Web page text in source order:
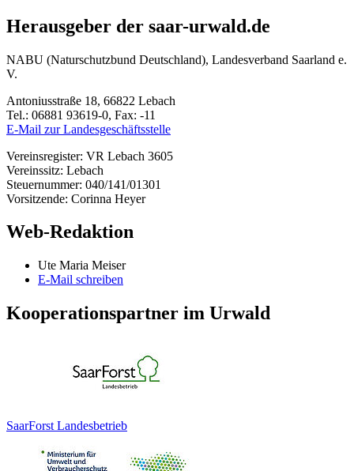
Herausgeber der saar-urwald.de
NABU (Naturschutzbund Deutschland), Landesverband Saarland e.
V.
Antoniusstraße 18, 66822 Lebach
Tel.: 06881 93619-0, Fax: -11
E-Mail zur Landesgeschäftsstelle
Vereinsregister: VR Lebach 3605
Vereinssitz: Lebach
Steuernummer: 040/141/01301
Vorsitzende: Corinna Heyer
Web-Redaktion
Ute Maria Meiser
E-Mail schreiben
Kooperationspartner im Urwald
SaarForst Landesbetrieb